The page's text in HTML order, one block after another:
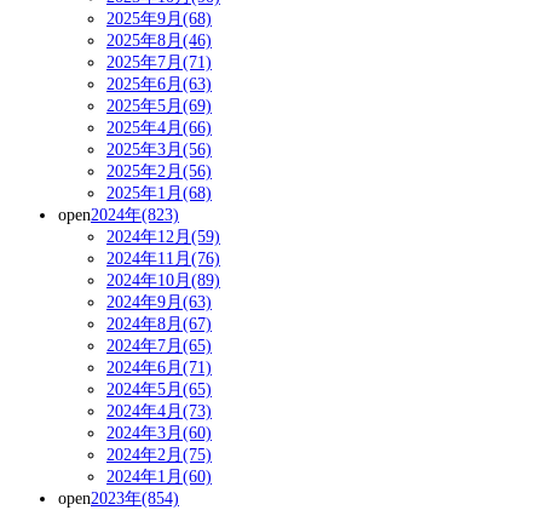
2025年9月(68)
2025年8月(46)
2025年7月(71)
2025年6月(63)
2025年5月(69)
2025年4月(66)
2025年3月(56)
2025年2月(56)
2025年1月(68)
open2024年(823)
2024年12月(59)
2024年11月(76)
2024年10月(89)
2024年9月(63)
2024年8月(67)
2024年7月(65)
2024年6月(71)
2024年5月(65)
2024年4月(73)
2024年3月(60)
2024年2月(75)
2024年1月(60)
open2023年(854)